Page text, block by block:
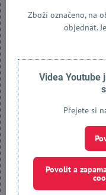
Přejete
Povolit a
Zboží označeno, na
objednat.
Videa Youtube
Přejete si
Povolit a